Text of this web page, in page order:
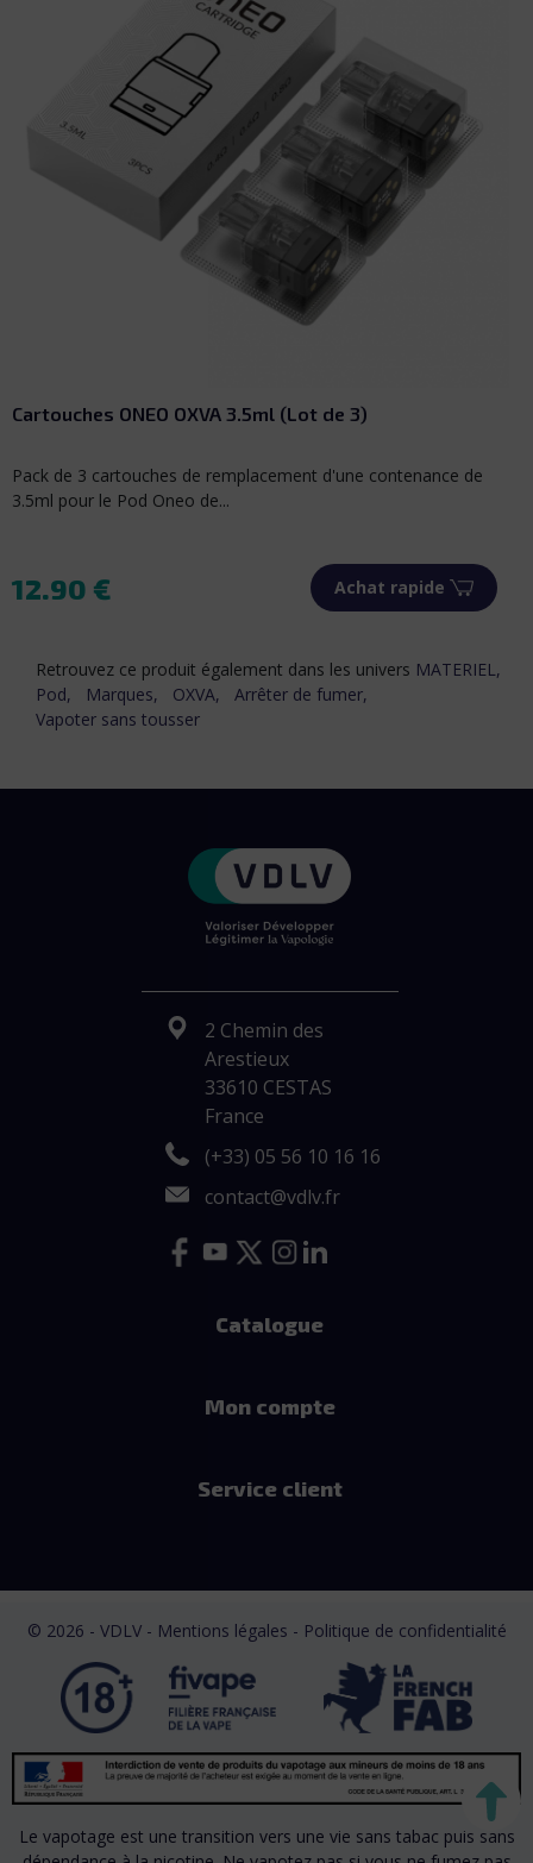
Cartouches ONEO OXVA 3.5ml (Lot de 3)
Pack de 3 cartouches de remplacement d'une contenance de
3.5ml pour le Pod Oneo de...
Prix
12.90 € Achat rapide
Retrouvez ce produit également dans les univers MATERIEL,
Pod,
Marques, OXVA,
Arrêter de fumer,
Vapoter sans tousser
2 Chemin des
Arestieux
33610 CESTAS
France
(+33) 05 56 10 16 16
contact@vdlv.fr
Catalogue
Mon compte
Service client
© 2026 - VDLV - Mentions légales - Politique de confidentialité
Le vapotage est une transition vers une vie sans tabac puis sans